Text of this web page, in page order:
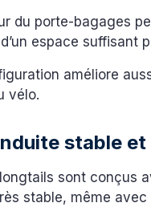
du porte-bagages
espace suffisant
améliore
vélo.
stable
sont conçus
stable, même avec